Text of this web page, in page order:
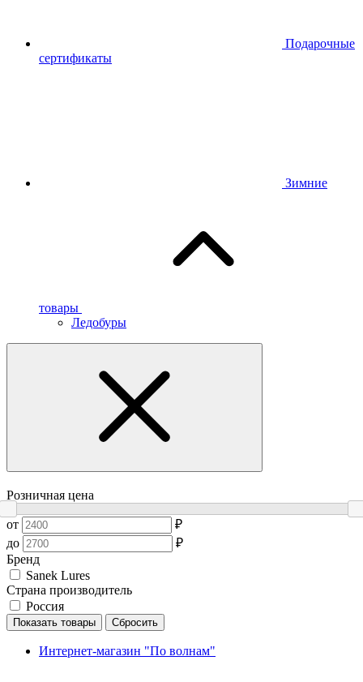
Подарочные
сертификаты
Зимние
товары
Ледобуры
Розничная цена
от
₽
до
₽
Бренд
Sanek Lures
Страна производитель
Россия
Показать товары Сбросить
Интернет-магазин "По волнам"